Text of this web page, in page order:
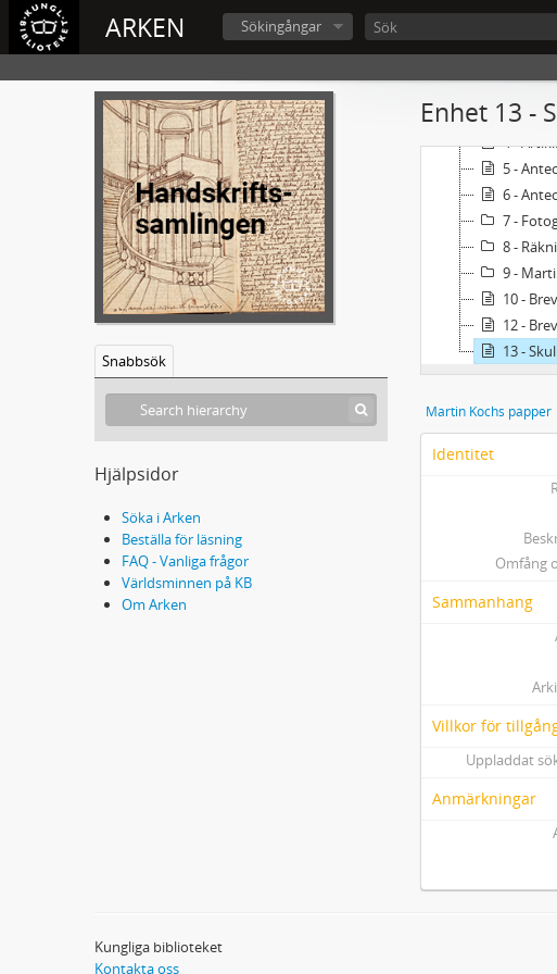
ARKEN Sökingångar
Snabbsök
Hjälpsidor
Söka i Arken
Beställa för läsning
FAQ - Vanliga frågor
Världsminnen på KB
Om Arken
Enhet 13 -
L64 -
3 -
4 -
5 -
6 -
7 -
8 -
9 -
10 -
12 -
13 -
Martin Kochs papper
Identitet
Omfång
Sammanhang
Villkor för
Uppladdat
Anmärkningar
Kungliga biblioteket
Kontakta oss